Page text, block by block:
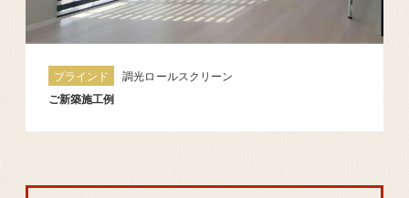
ブラインド
調光ロールスクリーン
ご新築施工例